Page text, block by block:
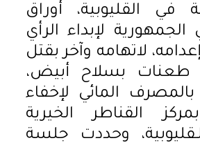
في القليوبية، أوراق
لإبداء الرأي
لاتهامه وآخر بقتل
بسلاح أبيض،
بالمصرف المائي لإخفاء
القناطر الخيرية
وحددت جلسة